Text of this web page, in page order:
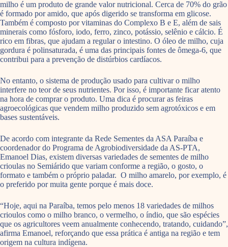
milho é um produto de grande valor nutricional. Cerca de 70% do grão
é formado por amido, que após digerido se transforma em glicose.
Também é composto por vitaminas do Complexo B e E, além de sais
minerais como fósforo, iodo, ferro, zinco, potássio, selênio e cálcio. É
rico em fibras, que ajudam a regular o intestino. O óleo de milho, cuja
gordura é polinsaturada, é uma das principais fontes de ômega-6, que
contribui para a prevenção de distúrbios cardíacos.
No entanto, o sistema de produção usado para cultivar o milho
interfere no teor de seus nutrientes. Por isso, é importante ficar atento
na hora de comprar o produto. Uma dica é procurar as feiras
agroecológicas que vendem milho produzido sem agrotóxicos e em
bases sustentáveis.
De acordo com integrante da Rede Sementes da ASA Paraíba e
coordenador do Programa de Agrobiodiversidade da AS-PTA,
Emanoel Dias, existem diversas variedades de sementes de milho
crioulas no Semiárido que variam conforme a região, o gosto, o
formato e também o próprio paladar. O milho amarelo, por exemplo, é
o preferido por muita gente porque é mais doce.
“Hoje, aqui na Paraíba, temos pelo menos 18 variedades de milhos
crioulos como o milho branco, o vermelho, o índio, que são espécies
que os agricultores veem anualmente conhecendo, tratando, cuidando”,
afirma Emanoel, reforçando que essa prática é antiga na região e tem
origem na cultura indígena.